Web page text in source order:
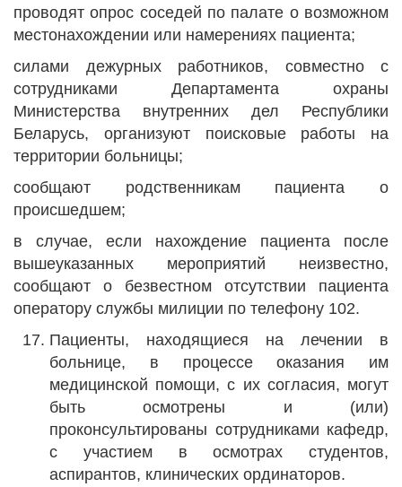
проводят опрос соседей по палате о возможном
местонахождении или намерениях пациента;
силами дежурных работников, совместно с
сотрудниками Департамента охраны
Министерства внутренних дел Республики
Беларусь, организуют поисковые работы на
территории больницы;
сообщают родственникам пациента о
происшедшем;
в случае, если нахождение пациента после
вышеуказанных мероприятий неизвестно,
сообщают о безвестном отсутствии пациента
оператору службы милиции по телефону 102.
Пациенты, находящиеся на лечении в
больнице, в процессе оказания им
медицинской помощи, с их согласия, могут
быть осмотрены и (или)
проконсультированы сотрудниками кафедр,
с участием в осмотрах студентов,
аспирантов, клинических ординаторов.